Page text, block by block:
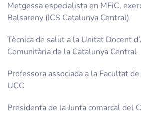
Metgessa especialista en MFiC,
Balsareny (ICS Catalunya Central)
Tècnica de salut a la Unitat Docent
Comunitària de la Catalunya Central
Professora associada a la Facultat
UCC
Presidenta de la Junta comarcal del